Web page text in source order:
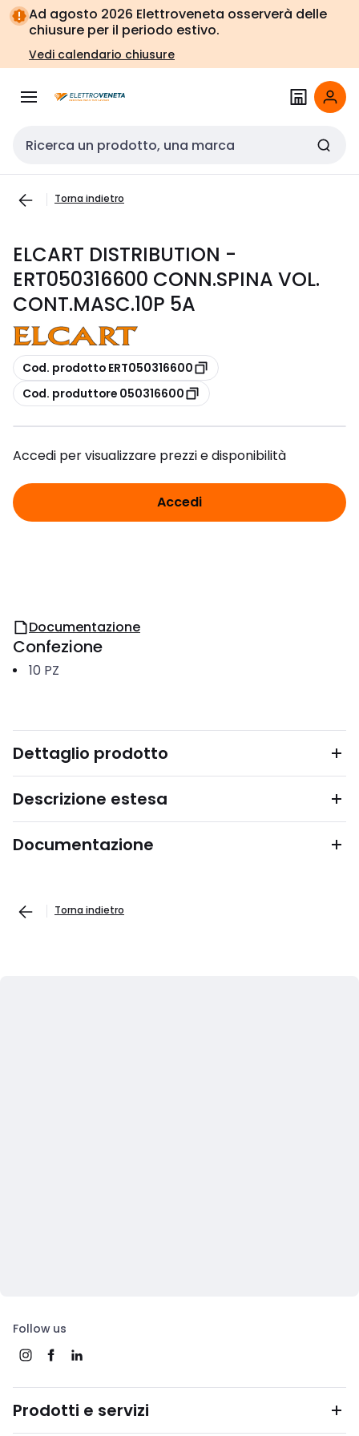
Vai alla
navigazione
Vai
alla
pagina
Ad agosto 2026 Elettroveneta osserverà delle
chiusure per il periodo estivo.
Vedi calendario chiusure
Cerca input
Torna indietro
ELCART DISTRIBUTION -
ERT050316600 CONN.SPINA VOL.
CONT.MASC.10P 5A
copia
Cod. prodotto ERT050316600
copia
Cod. produttore 050316600
Accedi per visualizzare prezzi e disponibilità
Accedi
Documentazione
Confezione
10 PZ
Dettaglio prodotto
Descrizione estesa
Documentazione
Torna indietro
Follow us
Prodotti e servizi